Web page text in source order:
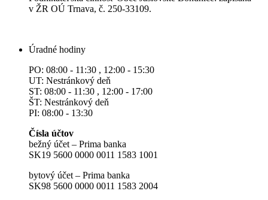
v ŽR OÚ Trnava, č. 250-33109.
Úradné hodiny
PO: 08:00 - 11:30 , 12:00 - 15:30
UT: Nestránkový deň
ST: 08:00 - 11:30 , 12:00 - 17:00
ŠT: Nestránkový deň
PI: 08:00 - 13:30
Čísla účtov
bežný účet – Prima banka
SK19 5600 0000 0011 1583 1001
bytový účet – Prima banka
SK98 5600 0000 0011 1583 2004